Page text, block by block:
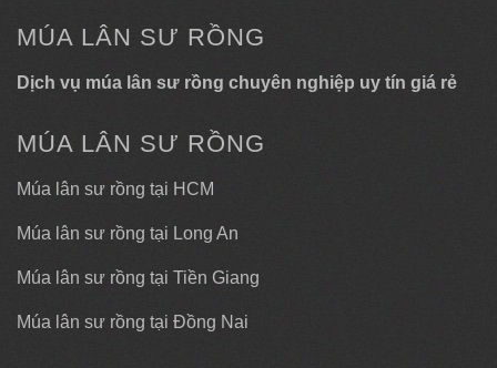
MÚA LÂN SƯ RỒNG
Dịch vụ múa lân sư rồng chuyên nghiệp uy tín giá rẻ
MÚA LÂN SƯ RỒNG
Múa lân sư rồng tại HCM
Múa lân sư rồng tại Long An
Múa lân sư rồng tại Tiền Giang
Múa lân sư rồng tại Đồng Nai